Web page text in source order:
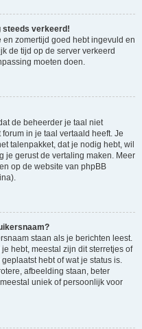
steeds verkeerd!
zomertijd goed hebt ingevuld en
de tijd op de server verkeerd
moeten doen.
de beheerder je taal niet
in je taal vertaald heeft. Je
talenpakket, dat je nodig hebt, wil
je gerust de vertaling maken. Meer
op de website van phpBB
staan als je berichten leest.
hebt, meestal zijn dit sterretjes of
hebt of wat je status is.
afbeelding staan, beter
uniek of persoonlijk voor